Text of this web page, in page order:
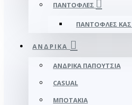
ΠΑΝΤΌΦΛΕΣ
ΠΑΝΤΌΦΛΕΣ
ΑΝΔΡΙΚΆ
ΑΝΔΡΙΚΆ ΠΑΠΟΎΤΣΙΑ
CASUAL
ΜΠΟΤΆΚΙΑ